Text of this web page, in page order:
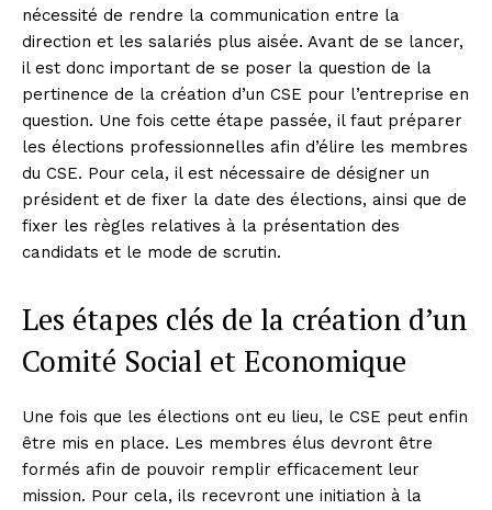
nécessité de rendre la communication entre la
direction et les salariés plus aisée. Avant de se lancer,
il est donc important de se poser la question de la
pertinence de la création d’un CSE pour l’entreprise en
question. Une fois cette étape passée, il faut préparer
les élections professionnelles afin d’élire les membres
du CSE. Pour cela, il est nécessaire de désigner un
président et de fixer la date des élections, ainsi que de
fixer les règles relatives à la présentation des
candidats et le mode de scrutin.
Les étapes clés de la création d’un
Comité Social et Economique
Une fois que les élections ont eu lieu, le CSE peut enfin
être mis en place. Les membres élus devront être
formés afin de pouvoir remplir efficacement leur
mission. Pour cela, ils recevront une initiation à la